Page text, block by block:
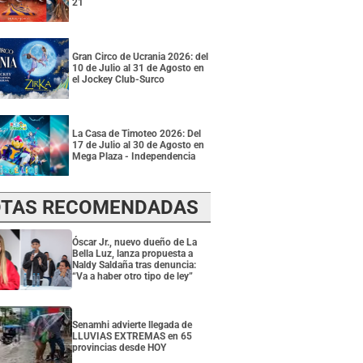
21
Gran Circo de Ucrania 2026: del
10 de Julio al 31 de Agosto en
el Jockey Club-Surco
La Casa de Timoteo 2026: Del
17 de Julio al 30 de Agosto en
Mega Plaza - Independencia
RECOMENDADAS
Óscar Jr., nuevo dueño de La
Bella Luz, lanza propuesta a
Naldy Saldaña tras denuncia:
“Va a haber otro tipo de ley”
Senamhi advierte llegada de
LLUVIAS EXTREMAS en 65
provincias desde HOY